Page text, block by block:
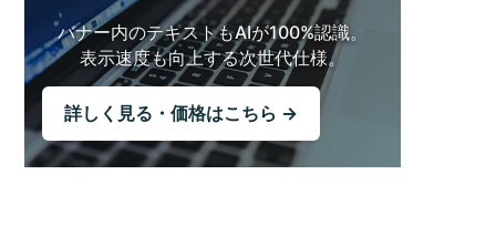
バナー内のテキストもAIが100%認識。
表示速度も向上する次世代仕様。
詳しく見る・価格はこちら →